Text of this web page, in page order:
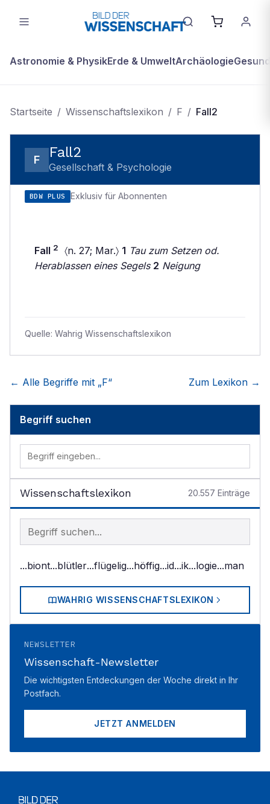
Astronomie & PhysikErde & UmweltArchäologie
Startseite / Wissenschaftslexikon / F / Fall2
F Fall2
Gesellschaft & Psychologie
BDW PLUS Exklusiv für Abonnenten
Fall 2 〈n. 27; Mar.〉 1 Tau zum Setzen od.
Herablassen eines Segels 2 Neigung
Quelle: Wahrig Wissenschaftslexikon
← Alle Begriffe mit „F“ Zum Lexikon →
Begriff suchen
Wissenschaftslexikon 20.557 Einträge
Begriff im Lexikon suchen
...biont...blütler...flügelig...höffig...id...ik...logie...man
WAHRIG WISSENSCHAFTSLEXIKON
NEWSLETTER
Wissenschaft-Newsletter
Die wichtigsten Entdeckungen der Woche direkt in Ihr
Postfach.
JETZT ANMELDEN